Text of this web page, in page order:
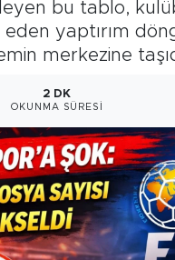
bu tablo,
yaptırım
merkezine
2 DK
OKUNMA SÜRESI